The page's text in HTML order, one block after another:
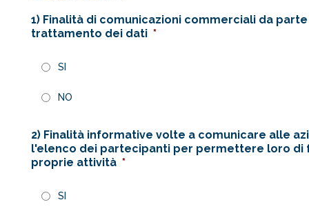
1) Finalità di comunicazioni commerciali da
trattamento dei dati *
SI
NO
2) Finalità informative volte a comunicare alle
l'elenco dei partecipanti per permettere loro di
proprie attività *
SI